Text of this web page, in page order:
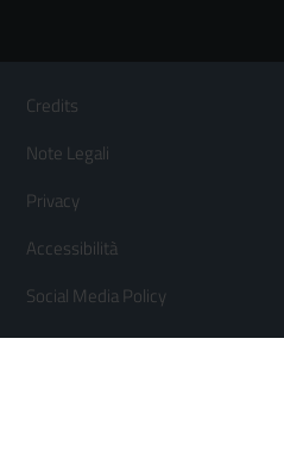
Footer
Menù
orizzontale
Credits
Note Legali
Privacy
Accessibilità
Social Media Policy